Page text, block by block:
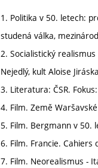
1. Politika v 50. letech:
studená válka,
2. Socialistický
Nejedlý, kult Aloise
3. Literatura: ČSR.
4. Film. Země
5. Film. Bergmann v 50.
6. Film. Francie. Cahiers
7. Film. Neorealismus -